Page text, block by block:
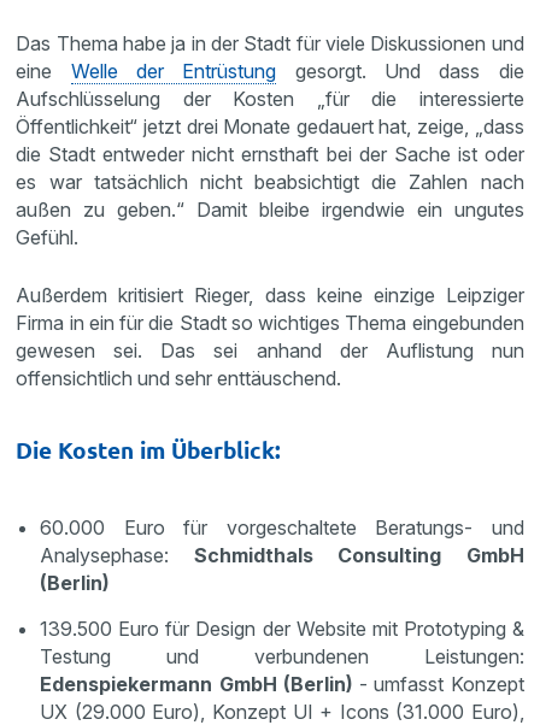
Das Thema habe ja in der Stadt für viele Diskussionen und
eine Welle der Entrüstung gesorgt. Und dass die
Aufschlüsselung der Kosten „für die interessierte
Öffentlichkeit“ jetzt drei Monate gedauert hat, zeige, „dass
die Stadt entweder nicht ernsthaft bei der Sache ist oder
es war tatsächlich nicht beabsichtigt die Zahlen nach
außen zu geben.“ Damit bleibe irgendwie ein ungutes
Gefühl.
Außerdem kritisiert Rieger, dass keine einzige Leipziger
Firma in ein für die Stadt so wichtiges Thema eingebunden
gewesen sei. Das sei anhand der Auflistung nun
offensichtlich und sehr enttäuschend.
Die Kosten im Überblick:
60.000 Euro für vorgeschaltete Beratungs- und
Analysephase: Schmidthals Consulting GmbH
(Berlin)
139.500 Euro für Design der Website mit Prototyping &
Testung und verbundenen Leistungen:
Edenspiekermann GmbH (Berlin) - umfasst Konzept
UX (29.000 Euro), Konzept UI + Icons (31.000 Euro),